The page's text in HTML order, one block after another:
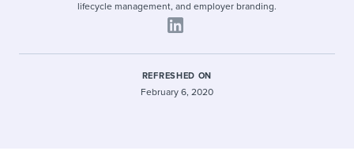
lifecycle management, and employer branding.
REFRESHED ON
February 6, 2020